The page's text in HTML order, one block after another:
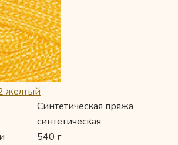
желтый
Синтетическая пряжа
синтетическая
540 г